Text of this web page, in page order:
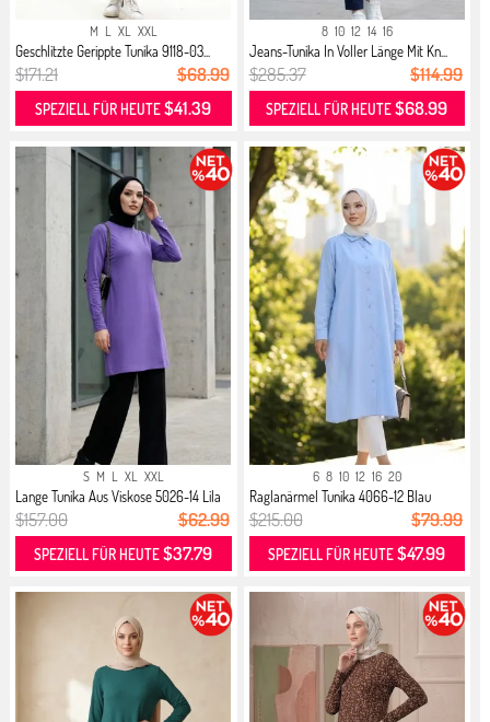
M L XL XXL
Geschlitzte Gerippte Tunika 9118-03...
$171.21 $68.99
SPEZIELL FÜR HEUTE$41.39
8 10 12 14 16
Jeans-Tunika In Voller Länge Mit Kn...
$285.37 $114.99
SPEZIELL FÜR HEUTE$68.99
S M L XL XXL
Lange Tunika Aus Viskose 5026-14 Lila
$157.00 $62.99
SPEZIELL FÜR HEUTE$37.79
6 8 10 12 16 20
Raglanärmel Tunika 4066-12 Blau
$215.00 $79.99
SPEZIELL FÜR HEUTE$47.99